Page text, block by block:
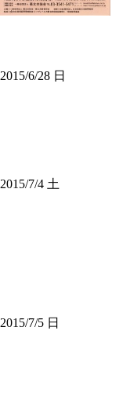
2015/6/28 日
2015/7/4 土
2015/7/5 日